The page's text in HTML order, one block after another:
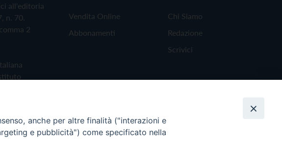
all'editoria
n. 70.
2
Vendita Online
Abbonamenti
Chi Siamo
Redazione
Scrivici
anche per altre finalità ("interazioni e
e pubblicità") come specificato nella